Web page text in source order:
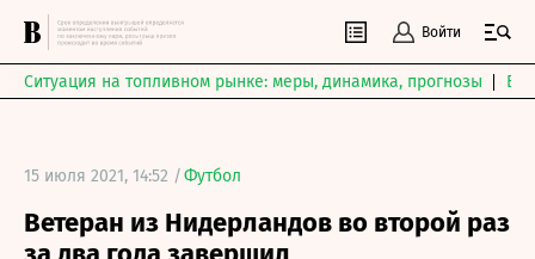
Войти
Ситуация на топливном рынке: меры, динамика, прогнозы
15 июля 2021, 14:52 /Футбол
Ветеран из Нидерландов во второй раз